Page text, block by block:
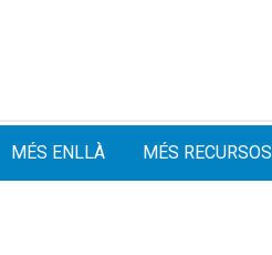
MÉS ENLLÀ MÉS RECURSOS